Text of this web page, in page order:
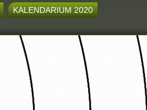
KALENDARIUM 2020